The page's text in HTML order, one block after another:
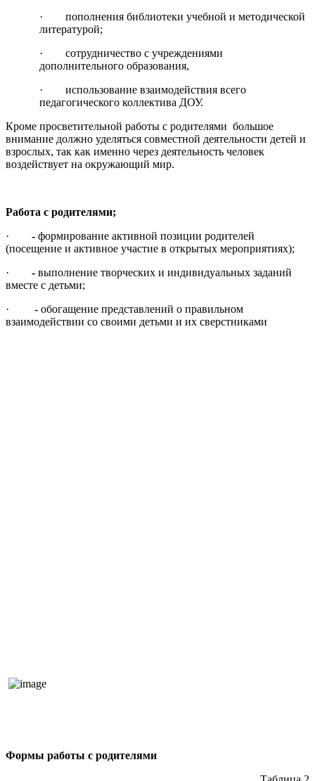
· пополнения библиотеки учебной и методической
литературой;
· сотрудничество с учреждениями
дополнительного образования,
· использование взаимодействия всего
педагогического коллектива ДОУ.
Кроме просветительной работы с родителями большое
внимание должно уделяться совместной деятельности детей и
взрослых, так как именно через деятельность человек
воздействует на окружающий мир.
Работа с родителями;
· - формирование активной позиции родителей
(посещение и активное участие в открытых мероприятиях);
· - выполнение творческих и индивидуальных заданий
вместе с детьми;
· - обогащение представлений о правильном
взаимодействии со своими детьми и их сверстниками
Формы работы с родителями